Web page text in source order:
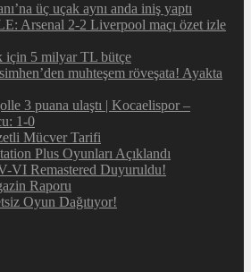
üç uçak aynı anda iniş yaptı
Arsenal 2-2 Liverpool maçı özet izle
için 5 milyar TL bütçe
muhteşem röveşata! Ayakta
3 puana ulaştı | Kocaelispor –
1-0
Mücver Tarifi
Plus Oyunları Açıklandı
VI Remastered Duyuruldu!
Raporu
Oyun Dağıtıyor!